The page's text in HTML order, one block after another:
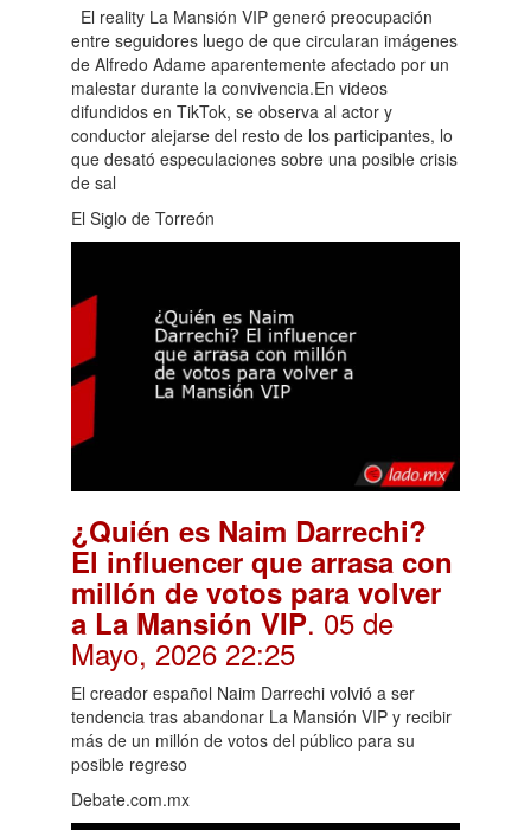
El reality La Mansión VIP generó preocupación
entre seguidores luego de que circularan imágenes
de Alfredo Adame aparentemente afectado por un
malestar durante la convivencia.En videos
difundidos en TikTok, se observa al actor y
conductor alejarse del resto de los participantes, lo
que desató especulaciones sobre una posible crisis
de sal
El Siglo de Torreón
¿Quién es Naim Darrechi?
El influencer que arrasa con
millón de votos para volver
a La Mansión VIP. 05 de
Mayo, 2026 22:25
El creador español Naim Darrechi volvió a ser
tendencia tras abandonar La Mansión VIP y recibir
más de un millón de votos del público para su
posible regreso
Debate.com.mx